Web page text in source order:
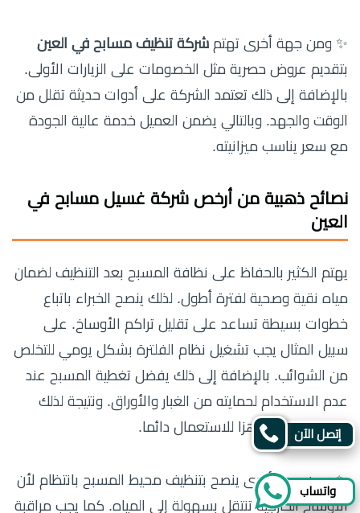
✨ ومن جهة أخرى تهتم شركة تنظيف مسابح في العين
بتقديم عروض حصرية مثل الخصومات على الزيارات الأولى.
بالإضافة إلى ذلك تعتمد الشركة على أدوات حديثة تقلل من
الوقت والجهد. وبالتالي يضمن العميل خدمة عالية الجودة
مع سعر يناسب ميزانيته.
نصائح ذهبية من أرخص شركة غسيل مسابح في
العين
يهتم الكثير بالحفاظ على نظافة المسبح بعد التنظيف لضمان
مياه نقية وصحية لفترة أطول. لذلك ينصح الخبراء باتباع
خطوات بسيطة تساعد على تقليل تراكم الأوساخ. على
سبيل المثال يجب تشغيل نظام الفلترة بشكل يومي للتخلص
من الشوائب. بالإضافة إلى ذلك يفضل تغطية المسبح عند
عدم الاستخدام لحمايته من الغبار والأوراق. ونتيجة لذلك
يبقى المسبح جاهزا للاستعمال دائما.
✨ ومن جهة أخرى ينصح بتنظيف محيط المسبح بانتظام لأن
الأوساخ الخارجية تنتقل بسهولة إلى المياه. كما يجب مراقبة
إتصل الآن
واتساب